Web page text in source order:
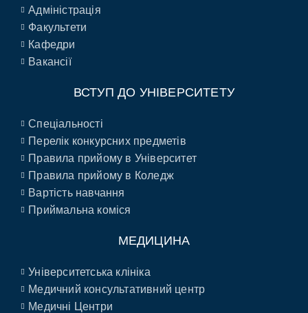
Адміністрація
Факультети
Кафедри
Вакансії
ВСТУП ДО УНІВЕРСИТЕТУ
Спеціальності
Перелік конкурсних предметів
Правила прийому в Університет
Правила прийому в Коледж
Вартість навчання
Приймальна коміся
МЕДИЦИНА
Університетська клініка
Медичний консультативний центр
Медичні Центри